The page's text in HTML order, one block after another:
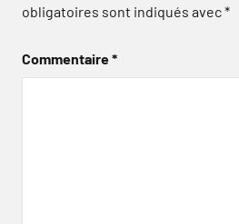
obligatoires sont indiqués avec*
Commentaire*